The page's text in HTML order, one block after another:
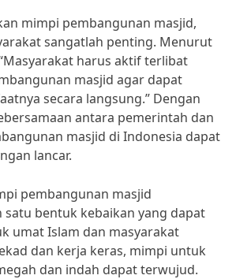
mimpi pembangunan masjid,
sangatlah penting. Menurut
harus aktif terlibat
masjid agar dapat
secara langsung.” Dengan
antara pemerintah dan
masjid di Indonesia dapat
lancar.
pembangunan masjid
satu bentuk kebaikan yang dapat
umat Islam dan masyarakat
dan kerja keras, mimpi untuk
dan indah dapat terwujud.